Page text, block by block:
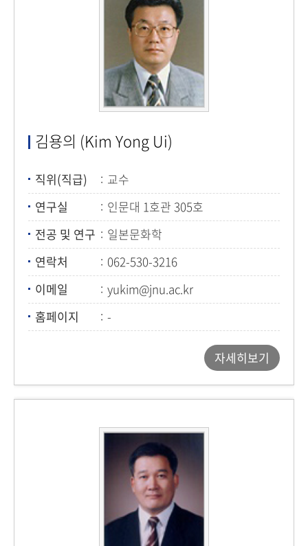
김용의 (Kim Yong Ui)
직위(직급)
교수
연구실
인문대 1호관 305호
전공 및 연구
일본문화학
연락처
062-530-3216
이메일
yukim@jnu.ac.kr
홈페이지
-
자세히보기